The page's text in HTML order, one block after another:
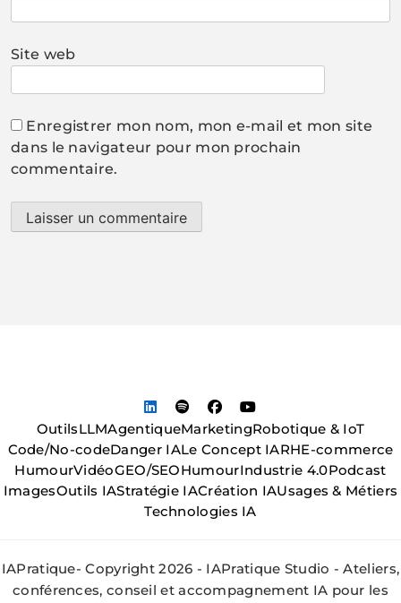
Site web
Enregistrer mon nom, mon e-mail et mon site
dans le navigateur pour mon prochain
commentaire.
OutilsLLMAgentiqueMarketingRobotique & IoT
Code/No-codeDanger IALe Concept IARHE-commerce
HumourVidéoGEO/SEOHumourIndustrie 4.0Podcast
ImagesOutils IAStratégie IACréation IAUsages & Métiers
Technologies IA
IAPratique- Copyright 2026 - IAPratique Studio - Ateliers,
conférences, conseil et accompagnement IA pour les